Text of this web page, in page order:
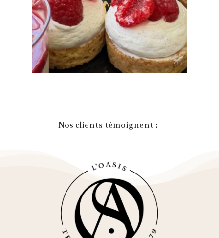
Nos clients témoignent :